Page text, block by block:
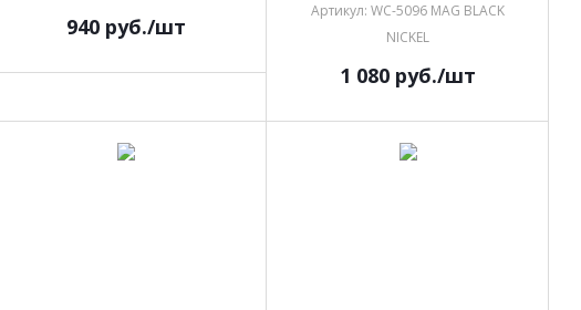
940руб./шт
Артикул: WC-5096 MAG BLACK
NICKEL
1 080 руб./шт